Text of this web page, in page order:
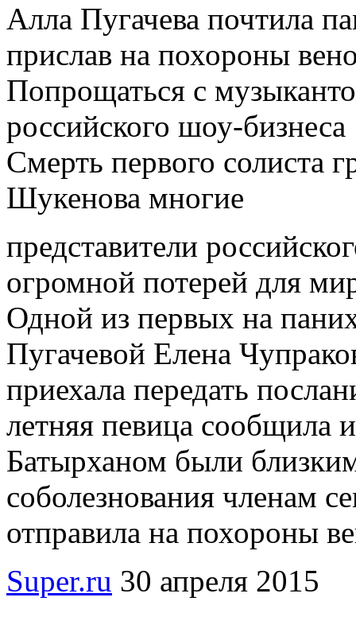
Алла Пугачева почтила
прислав на похороны
Попрощаться с
российского шоу-бизнеса
Смерть первого солиста
Шукенова многие
представители
огромной потерей для
Одной из первых на
Пугачевой Елена
приехала передать
летняя певица сообщила
Батырханом были
соболезнования членам
отправила на похороны
Super.ru 30 апреля 2015